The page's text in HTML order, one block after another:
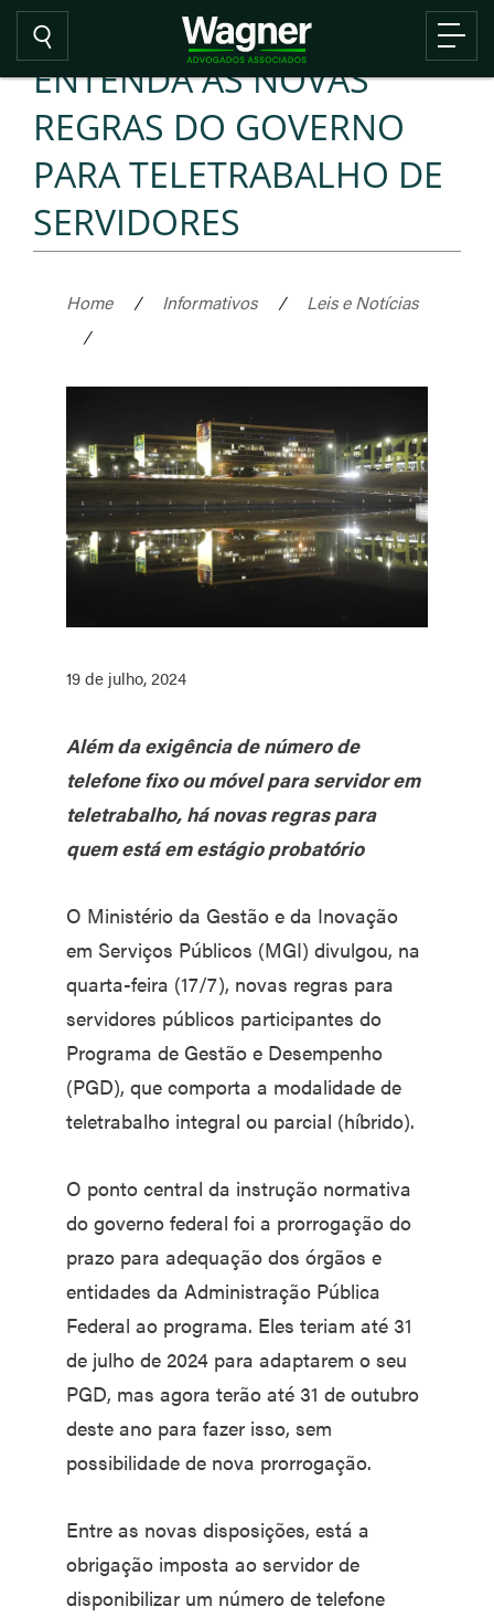
ENTENDA AS NOVAS
REGRAS DO GOVERNO
PARA TELETRABALHO DE
SERVIDORES
Home / Informativos /
Leis e Notícias
/
19 de julho, 2024
Além da exigência de número de
telefone fixo ou móvel para servidor em
teletrabalho, há novas regras para
quem está em estágio probatório
O Ministério da Gestão e da Inovação
em Serviços Públicos (MGI) divulgou, na
quarta-feira (17/7), novas regras para
servidores públicos participantes do
Programa de Gestão e Desempenho
(PGD), que comporta a modalidade de
teletrabalho integral ou parcial (híbrido).
O ponto central da instrução normativa
do governo federal foi a prorrogação do
prazo para adequação dos órgãos e
entidades da Administração Pública
Federal ao programa. Eles teriam até 31
de julho de 2024 para adaptarem o seu
PGD, mas agora terão até 31 de outubro
deste ano para fazer isso, sem
possibilidade de nova prorrogação.
Entre as novas disposições, está a
obrigação imposta ao servidor de
disponibilizar um número de telefone